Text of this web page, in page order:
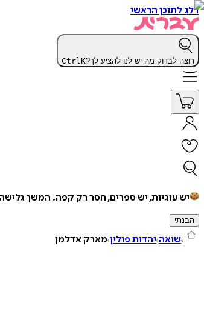
דלג לתוכן הראשי
רוצה לבדוק מה יש לנו להציע לך? CtrlK
יש עוגיות, יש ספרים, חסר רק קפה. המשך
הבנתי
שואה יהדות פולין מארק אדלמן